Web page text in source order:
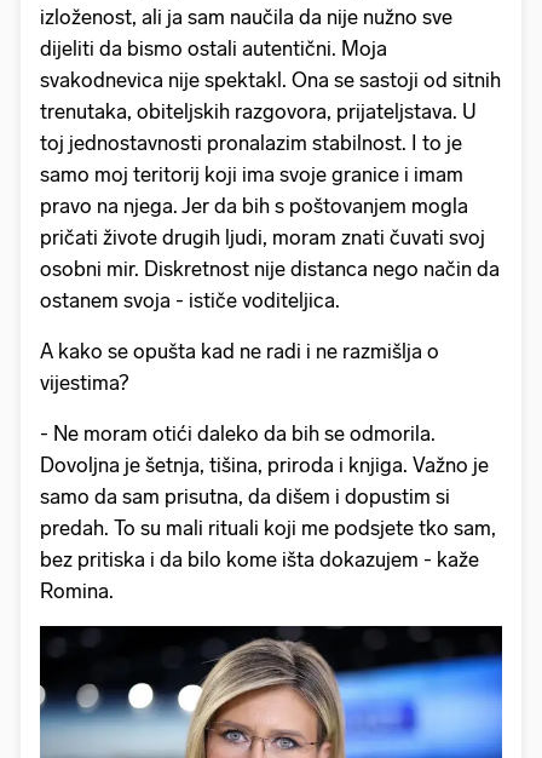
izloženost, ali ja sam naučila da nije nužno sve
dijeliti da bismo ostali autentični. Moja
svakodnevica nije spektakl. Ona se sastoji od sitnih
trenutaka, obiteljskih razgovora, prijateljstava. U
toj jednostavnosti pronalazim stabilnost. I to je
samo moj teritorij koji ima svoje granice i imam
pravo na njega. Jer da bih s poštovanjem mogla
pričati živote drugih ljudi, moram znati čuvati svoj
osobni mir. Diskretnost nije distanca nego način da
ostanem svoja - ističe voditeljica.
A kako se opušta kad ne radi i ne razmišlja o
vijestima?
- Ne moram otići daleko da bih se odmorila.
Dovoljna je šetnja, tišina, priroda i knjiga. Važno je
samo da sam prisutna, da dišem i dopustim si
predah. To su mali rituali koji me podsjete tko sam,
bez pritiska i da bilo kome išta dokazujem - kaže
Romina.